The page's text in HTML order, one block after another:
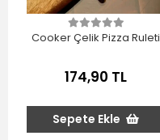
Cooker Çelik Pizza Ruleti
174,90 TL
Sepete Ekle